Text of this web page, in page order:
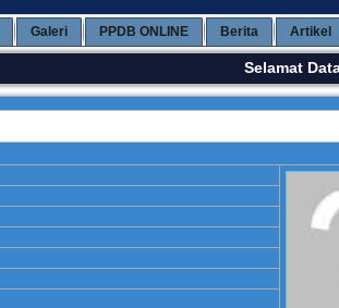
Galeri PPDB ONLINE Berita Artikel
Selamat